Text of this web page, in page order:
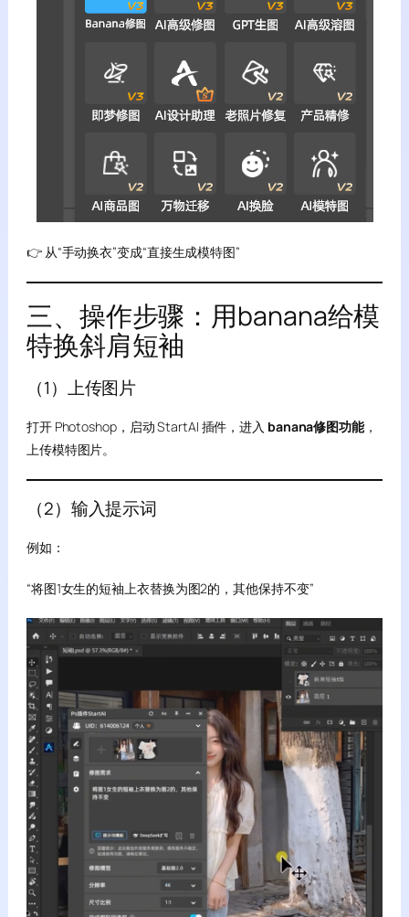
👉 从“手动换衣”变成“直接生成模特图”
三、操作步骤：用banana给模
特换斜肩短袖
（1）上传图片
打开 Photoshop，启动 StartAI 插件，进入 banana修图功能，
上传模特图片。
（2）输入提示词
例如：
“将图1女生的短袖上衣替换为图2的，其他保持不变”